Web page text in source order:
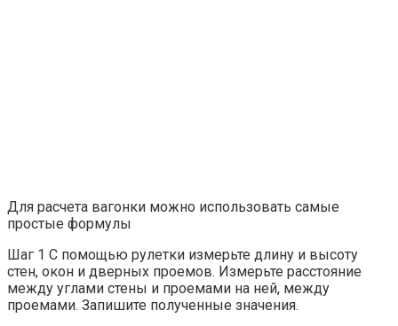
Для расчета вагонки можно использовать самые
простые формулы
Шаг 1 С помощью рулетки измерьте длину и высоту
стен, окон и дверных проемов. Измерьте расстояние
между углами стены и проемами на ней, между
проемами. Запишите полученные значения.